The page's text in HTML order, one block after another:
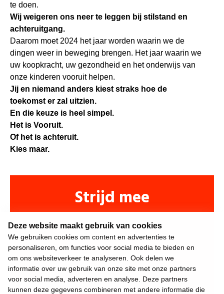
Deze website maakt gebruik van cookies
We gebruiken cookies om content en advertenties te
personaliseren, om functies voor social media te bieden en
om ons websiteverkeer te analyseren. Ook delen we
informatie over uw gebruik van onze site met onze partners
voor social media, adverteren en analyse. Deze partners
kunnen deze gegevens combineren met andere informatie die
te doen.
Wij weigeren ons neer te leggen bij stilstand en
achteruitgang.
Daarom moet 2024 het jaar worden waarin we de
dingen weer in beweging brengen. Het jaar waarin we
uw koopkracht, uw gezondheid en het onderwijs van
onze kinderen vooruit helpen.
Jij en niemand anders kiest straks hoe de
toekomst er zal uitzien.
En die keuze is heel simpel.
Het is Vooruit.
Of het is achteruit.
Kies maar.
Strijd mee